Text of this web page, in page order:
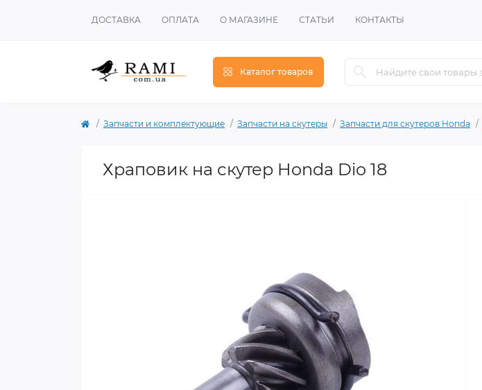
ДОСТАВКА ОПЛАТА О МАГАЗИНЕ СТАТЬИ КОНТАКТЫ
Каталог товаров
Запчасти и комплектующие Запчасти на скутеры Запчасти для скутеров Honda
Храповик на скутер Honda Dio 18